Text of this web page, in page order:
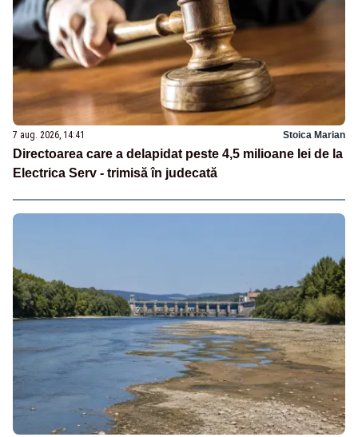
7 aug. 2026, 14:41 Stoica Marian
Directoarea care a delapidat peste 4,5 milioane lei de la
Electrica Serv - trimisă în judecată